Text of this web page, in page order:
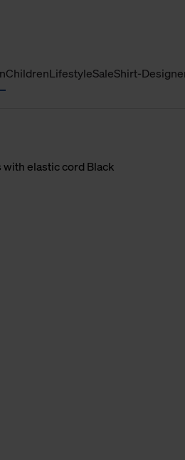
ChildrenLifestyleSaleShirt-